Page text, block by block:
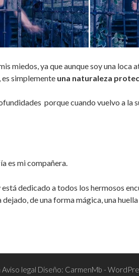
miedos, ya que aunque soy una
simplemente una naturaleza
porque cuando vuelvo a la
es mi compañera.
dedicado a todos los hermosos
de una forma mágica, una
legal Diseño: CarmenMb -